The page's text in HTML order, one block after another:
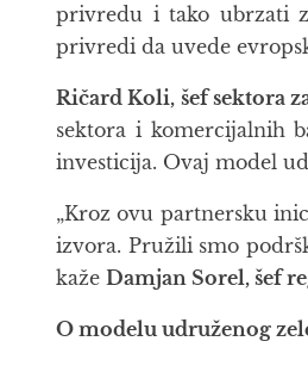
privredu i tako ubrzati
privredi da uvede
Ričard Koli, šef sektora
sektora i komercijalnih
investicija. Ovaj model
„Kroz ovu partnersku
izvora. Pružili smo
kaže Damjan Sorel, šef
O modelu udruženog